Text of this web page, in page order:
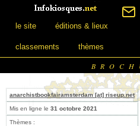
le site éditions & lieux
classements thèmes
anarchistbookfairamsterdam [at] riseup.net
Mis en ligne le 31 octobre 2021
Thèmes :